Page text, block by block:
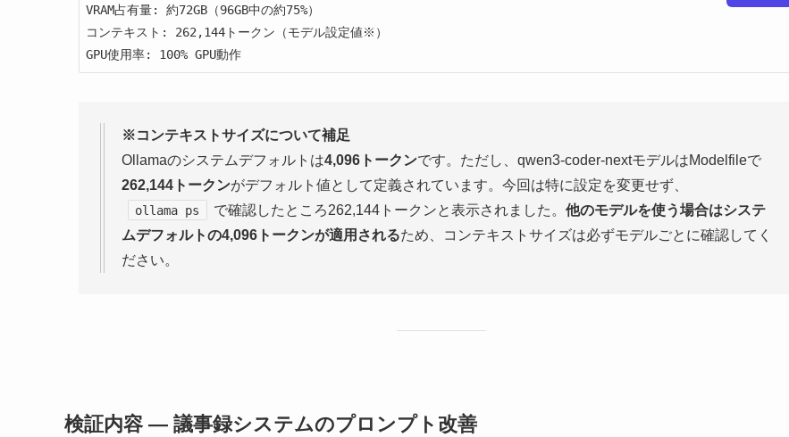
VRAM占有量: 約72GB（96GB中の約75%）
コンテキスト: 262,144トークン（モデル設定値※）
GPU使用率: 100% GPU動作
※コンテキストサイズについて補足
Ollamaのシステムデフォルトは4,096トークンです。ただし、qwen3-coder-nextモデルはModelfileで
262,144トークンがデフォルト値として定義されています。今回は特に設定を変更せず、
ollama ps で確認したところ262,144トークンと表示されました。 他のモデルを使う場合はシステ
ムデフォルトの4,096トークンが適用されるため、コンテキストサイズは必ずモデルごとに確認してく
ださい。
検証内容 — 議事録システムのプロンプト改善